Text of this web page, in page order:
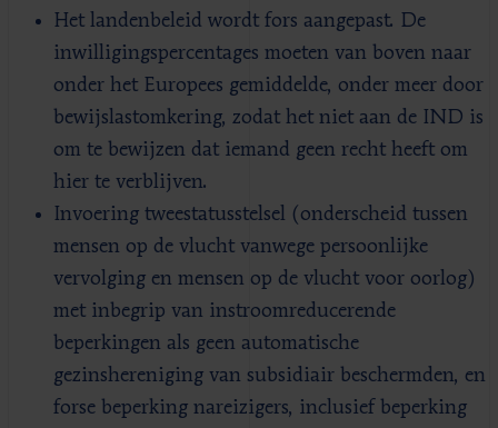
Het landenbeleid wordt fors aangepast. De
inwilligingspercentages moeten van boven naar
onder het Europees gemiddelde, onder meer door
bewijslastomkering, zodat het niet aan de IND is
om te bewijzen dat iemand geen recht heeft om
hier te verblijven.
Invoering tweestatusstelsel (onderscheid tussen
mensen op de vlucht vanwege persoonlijke
vervolging en mensen op de vlucht voor oorlog)
met inbegrip van instroomreducerende
beperkingen als geen automatische
gezinshereniging van subsidiair beschermden, en
forse beperking nareizigers, inclusief beperking